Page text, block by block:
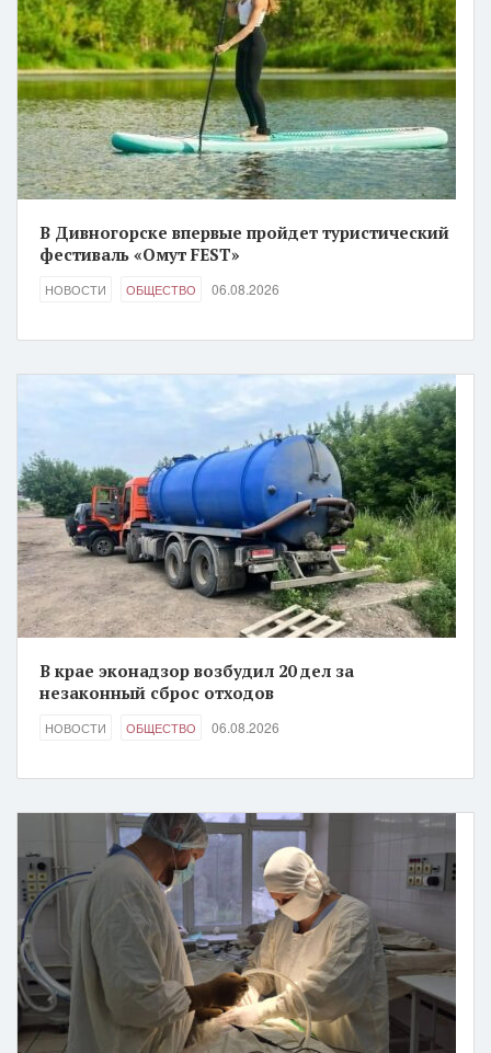
В Дивногорске впервые пройдет туристический
фестиваль «Омут FEST»
НОВОСТИ ОБЩЕСТВО 06.08.2026
В крае эконадзор возбудил 20 дел за
незаконный сброс отходов
НОВОСТИ ОБЩЕСТВО 06.08.2026